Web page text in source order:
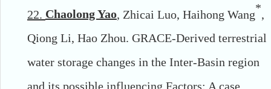
22. Chaolong Yao , Zhicai Luo, Haihong Wang*
Qiong Li, Hao Zhou. GRACE-Derived terrestrial
water storage changes in the Inter-Basin region
and its possible influencing Factors: A case